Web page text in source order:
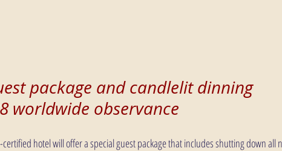
package and candlelit dinning
worldwide observance
certified hotel will offer a special guest package that includes shutting down all